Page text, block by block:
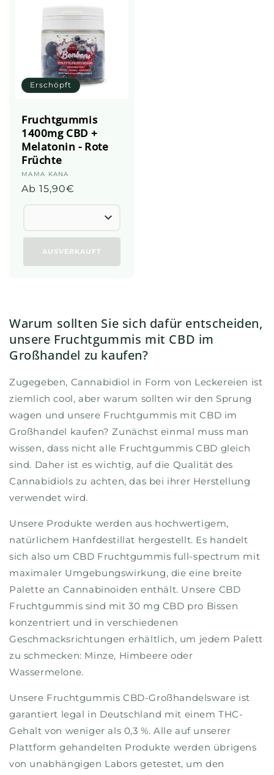
Erschöpft
Fruchtgummis
1400mg CBD +
Melatonin - Rote
Früchte
Anbieter:
MAMA KANA
Üblicher
Ab 15,90€
AUSVERKAUFT
Warum sollten Sie sich dafür entscheiden,
unsere Fruchtgummis mit CBD im
Großhandel zu kaufen?
Zugegeben, Cannabidiol in Form von Leckereien ist
ziemlich cool, aber warum sollten wir den Sprung
wagen und unsere Fruchtgummis mit CBD im
Großhandel kaufen? Zunächst einmal muss man
wissen, dass nicht alle Fruchtgummis CBD gleich
sind. Daher ist es wichtig, auf die Qualität des
Cannabidiols zu achten, das bei ihrer Herstellung
verwendet wird.
Unsere Produkte werden aus hochwertigem,
natürlichem Hanfdestillat hergestellt. Es handelt
sich also um CBD Fruchtgummis full-spectrum mit
maximaler Umgebungswirkung, die eine breite
Palette an Cannabinoiden enthält. Unsere CBD
Fruchtgummis sind mit 30 mg CBD pro Bissen
konzentriert und in verschiedenen
Geschmacksrichtungen erhältlich, um jedem Palett
zu schmecken: Minze, Himbeere oder
Wassermelone.
Unsere Fruchtgummis CBD-Großhandelsware ist
garantiert legal in Deutschland mit einem THC-
Gehalt von weniger als 0,3 %. Alle auf unserer
Plattform gehandelten Produkte werden übrigens
von unabhängigen Labors getestet, um den